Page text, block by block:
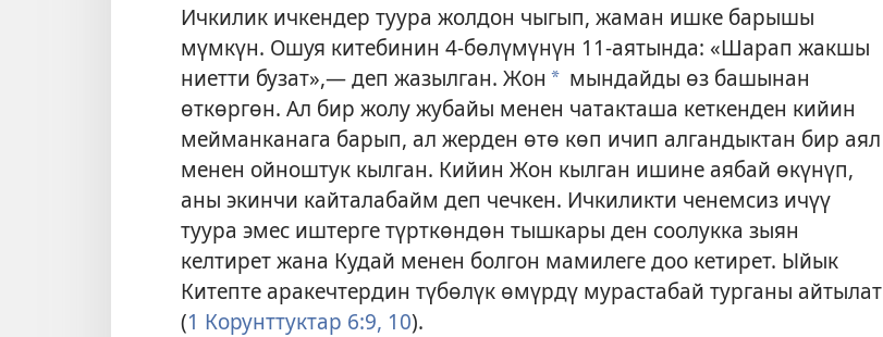
Ичкилик ичкендер туура жолдон чыгып, жаман ишке барышы
мүмкүн. Ошуя китебинин 4-бөлүмүнүн 11-аятында: «Шарап жакшы
ниетти бузат»,— деп жазылган. Жон * мындайды өз башынан
өткөргөн. Ал бир жолу жубайы менен чатакташа кеткенден кийин
мейманканага барып, ал жерден өтө көп ичип алгандыктан бир аял
менен ойноштук кылган. Кийин Жон кылган ишине аябай өкүнүп,
аны экинчи кайталабайм деп чечкен. Ичкиликти ченемсиз ичүү
туура эмес иштерге түрткөндөн тышкары ден соолукка зыян
келтирет жана Кудай менен болгон мамилеге доо кетирет. Ыйык
Китепте аракечтердин түбөлүк өмүрдү мурастабай турганы айтылат
(1 Корунттуктар 6:9, 10).